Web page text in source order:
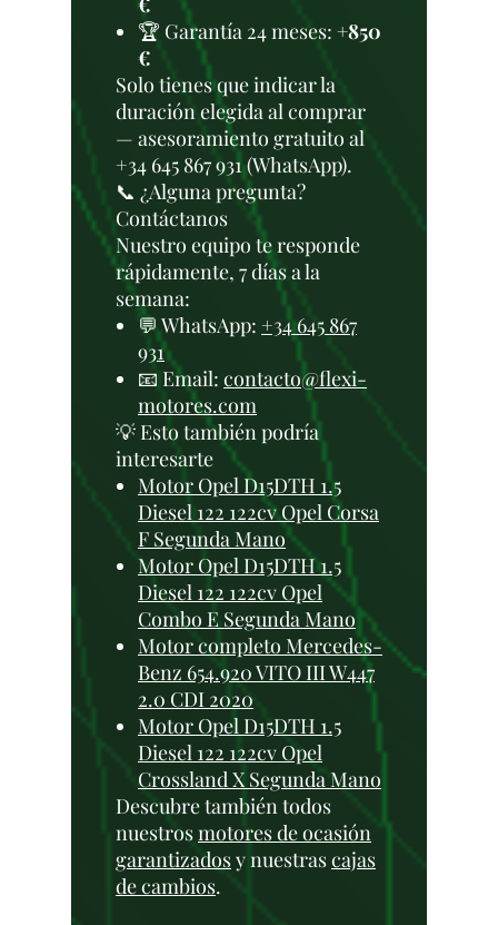
🏆 Garantía 24 meses: +850
€
Solo tienes que indicar la
duración elegida al comprar
— asesoramiento gratuito al
+34 645 867 931 (WhatsApp).
📞 ¿Alguna pregunta?
Contáctanos
Nuestro equipo te responde
rápidamente, 7 días a la
semana:
💬 WhatsApp: +34 645 867
931
📧 Email: contacto@flexi-
motores.com
💡 Esto también podría
interesarte
Motor Opel D15DTH 1.5
Diesel 122 122cv Opel Corsa
F Segunda Mano
Motor Opel D15DTH 1.5
Diesel 122 122cv Opel
Combo E Segunda Mano
Motor completo Mercedes-
Benz 654.920 VITO III W447
2.0 CDI 2020
Motor Opel D15DTH 1.5
Diesel 122 122cv Opel
Crossland X Segunda Mano
Descubre también todos
nuestrosmotores de ocasión
garantizadosy nuestrascajas
de cambios.